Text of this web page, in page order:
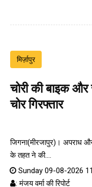
मिर्ज़ापुर
चोरी की बाइक और
चोर गिरफ्तार
जिगना(मीरजापुर)। अपराध
के तहत ने की....
Sunday 09-08-2026
: मंजय वर्मा की रिपोर्ट